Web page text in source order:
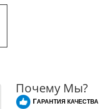
Почему Мы?
ГАРАНТИЯ КАЧЕСТВА